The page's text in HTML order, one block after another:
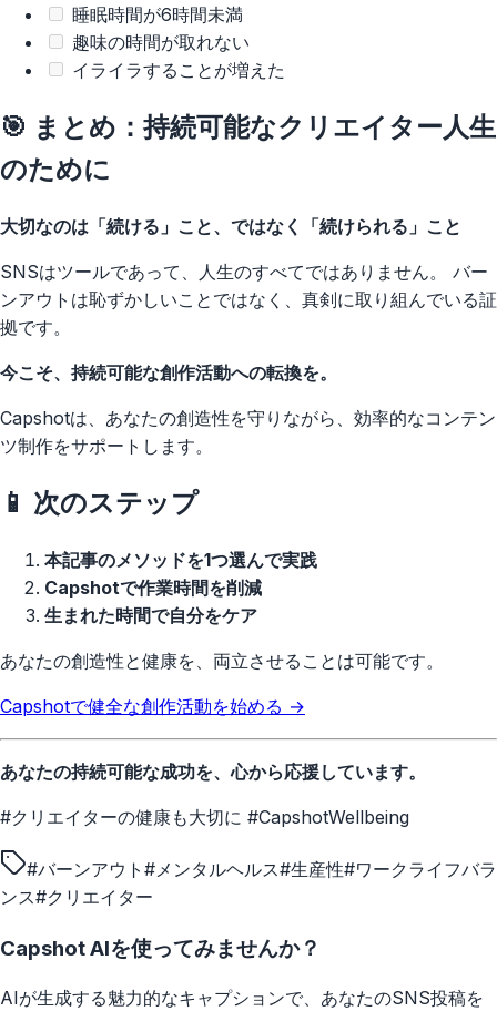
睡眠時間が6時間未満
趣味の時間が取れない
イライラすることが増えた
🎯 まとめ：持続可能なクリエイター人生
のために
大切なのは「続ける」こと、ではなく「続けられる」こと
SNSはツールであって、人生のすべてではありません。 バー
ンアウトは恥ずかしいことではなく、真剣に取り組んでいる証
拠です。
今こそ、持続可能な創作活動への転換を。
Capshotは、あなたの創造性を守りながら、効率的なコンテン
ツ制作をサポートします。
📱 次のステップ
本記事のメソッドを1つ選んで実践
Capshotで作業時間を削減
生まれた時間で自分をケア
あなたの創造性と健康を、両立させることは可能です。
Capshotで健全な創作活動を始める →
あなたの持続可能な成功を、心から応援しています。
#クリエイターの健康も大切に #CapshotWellbeing
#バーンアウト # メンタルヘルス#生産性#ワークライフバラ
ンス#クリエイター
Capshot AIを使ってみませんか？
AIが生成する魅力的なキャプションで、あなたのSNS投稿を